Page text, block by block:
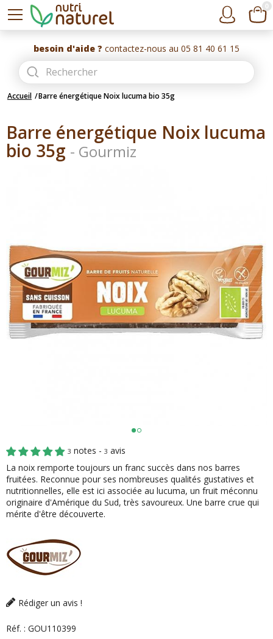
besoin d'aide ? contactez-nous au 05 81 40 61 15
Accueil Barre énergétique Noix lucuma bio 35g
Barre énergétique Noix lucuma
bio 35g - Gourmiz
3 notes - 3 avis
La noix remporte toujours un franc succès dans nos barres
fruitées. Reconnue pour ses nombreuses qualités gustatives et
nutritionnelles, elle est ici associée au lucuma, un fruit méconnu
originaire d'Amérique du Sud, très savoureux. Une barre crue qui
mérite d'être découverte.
Rédiger un avis !
Réf. : GOU110399
0